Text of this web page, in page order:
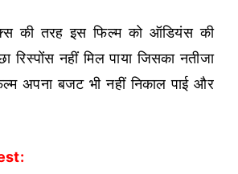
की तरह इस फिल्म को ऑडियंस की
नहीं मिल पाया जिसका नतीजा
अपना बजट भी नहीं निकाल पाई और